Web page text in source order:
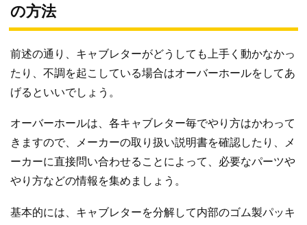
の方法
前述の通り、キャブレターがどうしても上手く動かなかっ
たり、不調を起こしている場合はオーバーホールをしてあ
げるといいでしょう。
オーバーホールは、各キャブレター毎でやり方はかわって
きますので、メーカーの取り扱い説明書を確認したり、メ
ーカーに直接問い合わせることによって、必要なパーツや
やり方などの情報を集めましょう。
基本的には、キャブレターを分解して内部のゴム製パッキ